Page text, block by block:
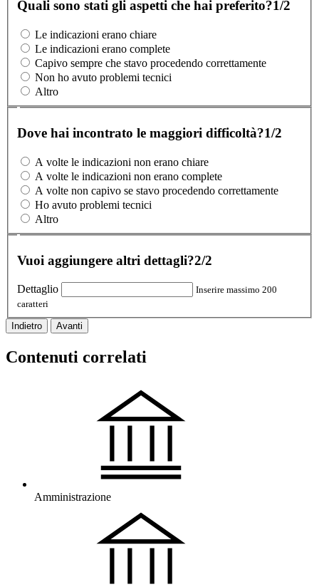
Quali sono stati gli aspetti che hai preferito?1/2
Le indicazioni erano chiare
Le indicazioni erano complete
Capivo sempre che stavo procedendo correttamente
Non ho avuto problemi tecnici
Altro
Dove hai incontrato le maggiori difficoltà?1/2
A volte le indicazioni non erano chiare
A volte le indicazioni non erano complete
A volte non capivo se stavo procedendo correttamente
Ho avuto problemi tecnici
Altro
Vuoi aggiungere altri dettagli?2/2
Dettaglio
Inserire massimo 200
caratteri
Indietro Avanti
Contenuti correlati
Amministrazione